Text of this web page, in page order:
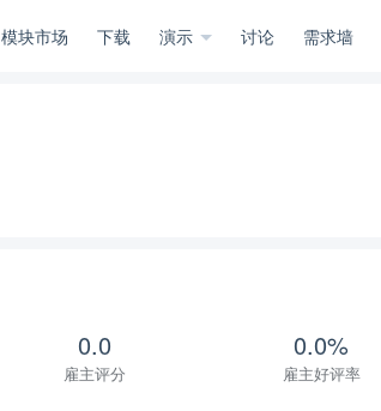
模块市场 下载 演示 讨论 需求墙
0.0
雇主评分
0.0%
雇主好评率